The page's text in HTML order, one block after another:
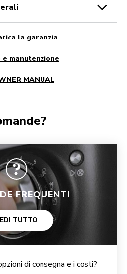
la garanzia
e manutenzione
MANUAL
FREQUENTI
TUTTO
di consegna e i costi?